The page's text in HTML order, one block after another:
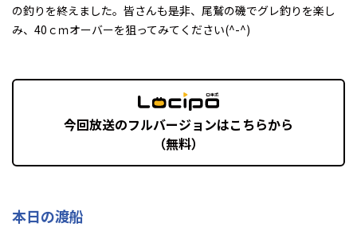
の釣りを終えました。皆さんも是非、尾鷲の磯でグレ釣りを楽し
み、40ｃｍオーバーを狙ってみてください(^-^)
今回放送のフルバージョンはこちらから
（無料）
本日の渡船